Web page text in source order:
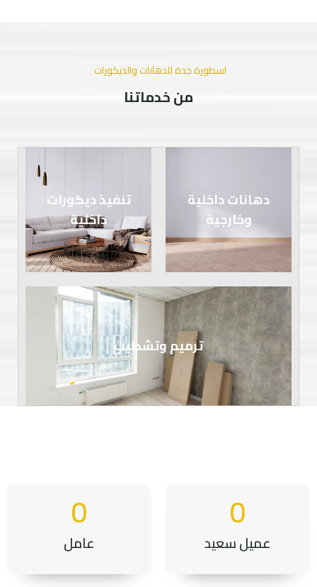
اسطورة جدة للدهانات والديكورات
من خدماتنا
دهانات داخلية
وخارجية
تنفيذ ديكورات
داخلية
ترميم وتشطيب
عميل سعيد
0
عامل
0